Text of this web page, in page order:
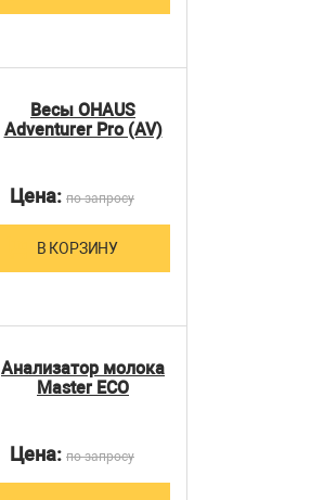
Весы OHAUS
Adventurer Pro (AV)
Цена: по запросу
В КОРЗИНУ
Анализатор молока
Master ECO
Цена: по запросу